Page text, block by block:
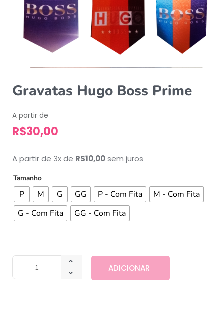
Gravatas Hugo Boss Prime
A partir de
R$30,00
A partir de 3x de R$10,00sem juros
Tamanho
P M G GG P - Com Fita
M - Com Fita
G - Com Fita
GG - Com Fita
ADICIONAR